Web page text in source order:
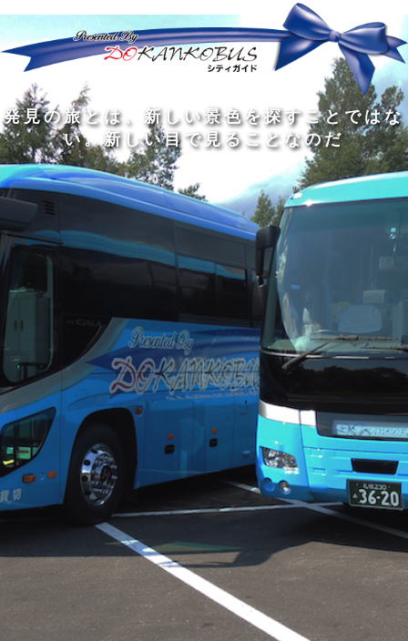
旅 の 程 に こそ価値があ る
発見の旅と は 新 し い景色を探す ことではな
い。 新 しい目 で見 る こ と なのだ
人間の幅を広 げる ものは3つある。人と会
い、 本 を読み 、旅 を す る ことだ
私は旅 をす るために旅をする
旅 の 程 に こそ価値があ る
どんなに洗 練 れ た 大人の中にも 、外に出た
くてし ょうがない小さな 子供がいる
旅をするの は 着 す るためではな く、旅をす
るた めで あ る
旅は 真 知 識 の大きな泉で ある